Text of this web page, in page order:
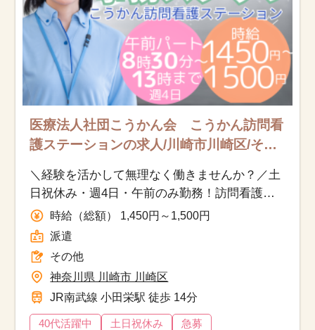
医療法人社団こうかん会 こうかん訪問看
護ステーションの求人/川崎市川崎区/その
＼経験を活かして無理なく働きませんか？／土
日祝休み・週4日・午前のみ勤務！訪問看護ス
テーションでの事務経験を活かせるお仕事で
す！
時給（総額） 1,450円～1,500円
派遣
その他
神奈川県 川崎市 川崎区
JR南武線 小田栄駅 徒歩 14分
40代活躍中 土日祝休み
急募